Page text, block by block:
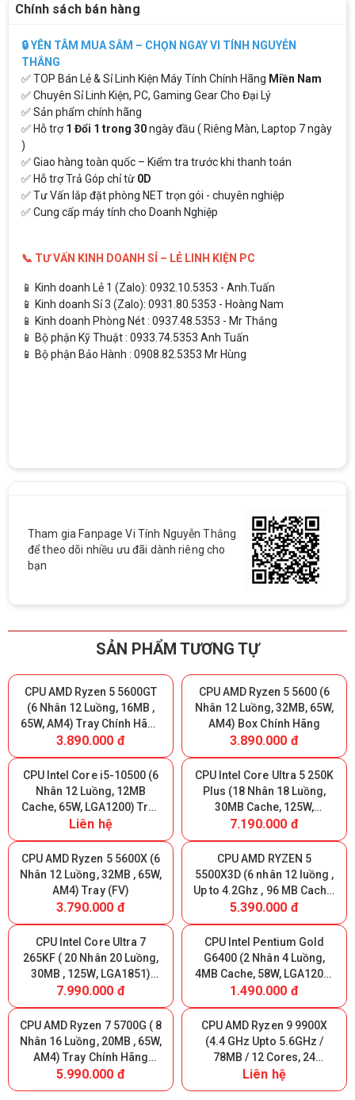
Chính sách bán hàng
🔒 YÊN TÂM MUA SẮM – CHỌN NGAY VI TÍNH NGUYỄN
THẮNG
✅ TOP Bán Lẻ & Sỉ Linh Kiện Máy Tính Chính Hãng Miền Nam
✅ Chuyên Sỉ Linh Kiện, PC, Gaming Gear Cho Đại Lý
✅ Sản phẩm chính hãng
✅ Hỗ trợ1 Đổi 1 trong 30ngày đầu ( Riêng Màn, Laptop 7 ngày
)
✅ Giao hàng toàn quốc – Kiểm tra trước khi thanh toán
✅ Hỗ trợ Trả Góp chỉ từ 0D
✅ Tư Vấn lắp đặt phòng NET trọn gói - chuyên nghiệp
✅ Cung cấp máy tính cho Doanh Nghiệp
📞 TƯ VẤN KINH DOANH SỈ – LẺ LINH KIỆN PC
📱 Kinh doanh Lẻ 1 (Zalo): 0932.10.5353 - Anh.Tuấn
📱 Kinh doanh Sỉ 3 (Zalo): 0931.80.5353 - Hoàng Nam
📱 Kinh doanh Phòng Nét : 0937.48.5353 - Mr Thắng
📱 Bộ phận Kỹ Thuật : 0933.74.5353 Anh Tuấn
📱 Bộ phận Bảo Hành : 0908.82.5353 Mr Hùng
Tham gia Fanpage Vi Tính Nguyễn Thắng
để theo dõi nhiều ưu đãi dành riêng cho
bạn
SẢN PHẨM TƯƠNG TỰ
CPU AMD Ryzen 5 5600GT
(6 Nhân 12 Luồng, 16MB ,
65W, AM4) Tray Chính Hãng
(MPK)
3.890.000 đ
CPU AMD Ryzen 5 5600 (6
Nhân 12 Luồng, 32MB, 65W,
AM4) Box Chính Hãng
3.890.000 đ
CPU Intel Core i5-10500 (6
Nhân 12 Luồng, 12MB
Cache, 65W, LGA1200) Tray
(FV)
Liên hệ
CPU Intel Core Ultra 5 250K
Plus (18 Nhân 18 Luồng,
30MB Cache, 125W,
LGA1851) Tray Chính Hãng
7.190.000 đ
CPU AMD Ryzen 5 5600X (6
Nhân 12 Luồng, 32MB , 65W,
AM4) Tray (FV)
3.790.000 đ
CPU AMD RYZEN 5
5500X3D (6 nhân 12 luồng ,
Up to 4.2Ghz , 96 MB Cache,
AM4) Tray New (FV)
5.390.000 đ
CPU Intel Core Ultra 7
265KF ( 20 Nhân 20 Luồng,
30MB , 125W, LGA1851)
Tray New (FV)
7.990.000 đ
CPU Intel Pentium Gold
G6400 (2 Nhân 4 Luồng,
4MB Cache, 58W, LGA1200)
Tray (FV)
1.490.000 đ
CPU AMD Ryzen 7 5700G ( 8
Nhân 16 Luồng, 20MB , 65W,
AM4) Tray Chính Hãng
(MPK)
5.990.000 đ
CPU AMD Ryzen 9 9900X
(4.4 GHz Upto 5.6GHz /
78MB / 12 Cores, 24
Threads / 120W / Socket
AM5) TRAY (FV)
Liên hệ